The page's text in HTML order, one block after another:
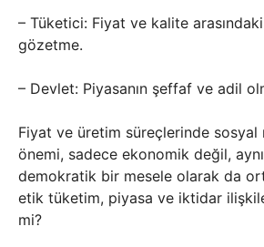
– Tüketici: Fiyat ve kalite
gözetme.
– Devlet: Piyasanın şeffaf ve adil
Fiyat ve üretim süreçlerinde sosyal
önemi, sadece ekonomik değil,
demokratik bir mesele olarak da
etik tüketim, piyasa ve iktidar
mi?